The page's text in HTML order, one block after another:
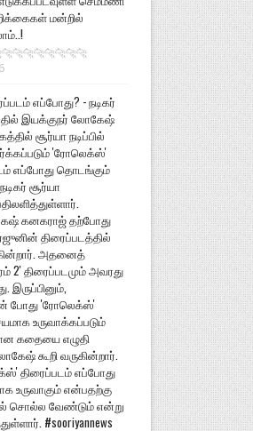
மன்றில்
எப்போது? - நடிகர்
இயக்குநர் லோகேஷ்
சூர்யா நடிப்பில்
'ரோலெக்ஸ்'
எப்போது தொடங்கும்
சூர்யா
கனகராஜ் தற்போது
திரைப்படத்தில்
அதனைத்
2' திரைப்படமும் அவரது
இருப்பினும்,
போது 'ரோலெக்ஸ்'
உருவாக்கப்படும்
கதையை எழுதி
கூறி வருகின்றார்.
திரைப்படம் எப்போது
உருவாகும் என்பதற்கு
சொல்ல வேண்டும் என்று
#sooriyannews